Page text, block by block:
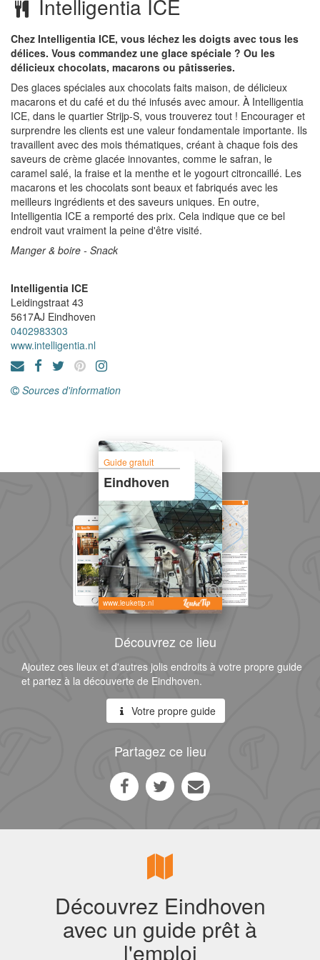
Intelligentia ICE
Chez Intelligentia ICE, vous léchez les doigts avec tous les
délices. Vous commandez une glace spéciale ? Ou les
délicieux chocolats, macarons ou pâtisseries.
Des glaces spéciales aux chocolats faits maison, de délicieux
macarons et du café et du thé infusés avec amour. À Intelligentia
ICE, dans le quartier Strijp-S, vous trouverez tout ! Encourager et
surprendre les clients est une valeur fondamentale importante. Ils
travaillent avec des mois thématiques, créant à chaque fois des
saveurs de crème glacée innovantes, comme le safran, le
caramel salé, la fraise et la menthe et le yogourt citroncaillé. Les
macarons et les chocolats sont beaux et fabriqués avec les
meilleurs ingrédients et des saveurs uniques. En outre,
Intelligentia ICE a remporté des prix. Cela indique que ce bel
endroit vaut vraiment la peine d'être visité.
Manger & boire - Snack
Intelligentia ICE
Leidingstraat 43
5617AJ Eindhoven
0402983303
www.intelligentia.nl
Sources d'information
Guide gratuit
Eindhoven
www.leuketip.nl
Découvrez ce lieu
Ajoutez ces lieux et d'autres jolis endroits à votre propre guide
et partez à la découverte de Eindhoven.
Votre propre guide
Partagez ce lieu
Découvrez Eindhoven
avec un guide prêt à
l'emploi